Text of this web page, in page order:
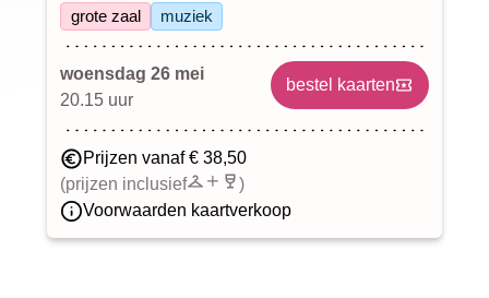
grote zaal muziek
woensdag 26 mei
20.15 uur
bestel kaarten
Prijzen vanaf € 38,50
(prijzen inclusief
)
Voorwaarden kaartverkoop